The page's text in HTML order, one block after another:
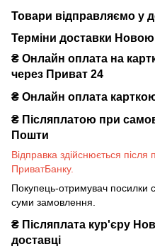
Товари відправляємо у
Терміни доставки
₴ Онлайн оплата на
через Приват 24
₴ Онлайн оплата
₴ Післяплатою при
Пошти
Відправка здійснюється
ПриватБанку.
Покупець-отримувач посилки
суми замовлення.
₴ Післяплата кур'єру
доставці